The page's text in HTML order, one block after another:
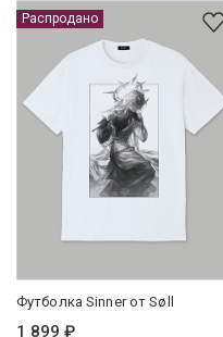
Распродано
Футболка Sinner от Søll
1 899 ₽